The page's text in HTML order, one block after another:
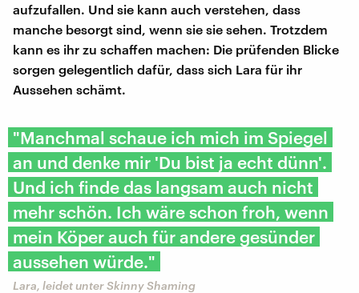
aufzufallen. Und sie kann auch verstehen, dass
manche besorgt sind, wenn sie sie sehen. Trotzdem
kann es ihr zu schaffen machen: Die prüfenden Blicke
sorgen gelegentlich dafür, dass sich Lara für ihr
Aussehen schämt.
"Manchmal schaue ich mich im Spiegel
an und denke mir 'Du bist ja echt dünn'.
Und ich finde das langsam auch nicht
mehr schön. Ich wäre schon froh, wenn
mein Köper auch für andere gesünder
aussehen würde."
Lara, leidet unter Skinny Shaming